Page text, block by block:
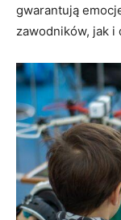
gwarantują
zawodników, jak i